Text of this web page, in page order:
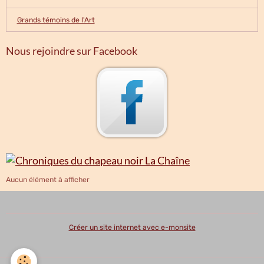
Grands témoins de l'Art
Nous rejoindre sur Facebook
Aucun élément à afficher
Créer un site internet avec e-monsite